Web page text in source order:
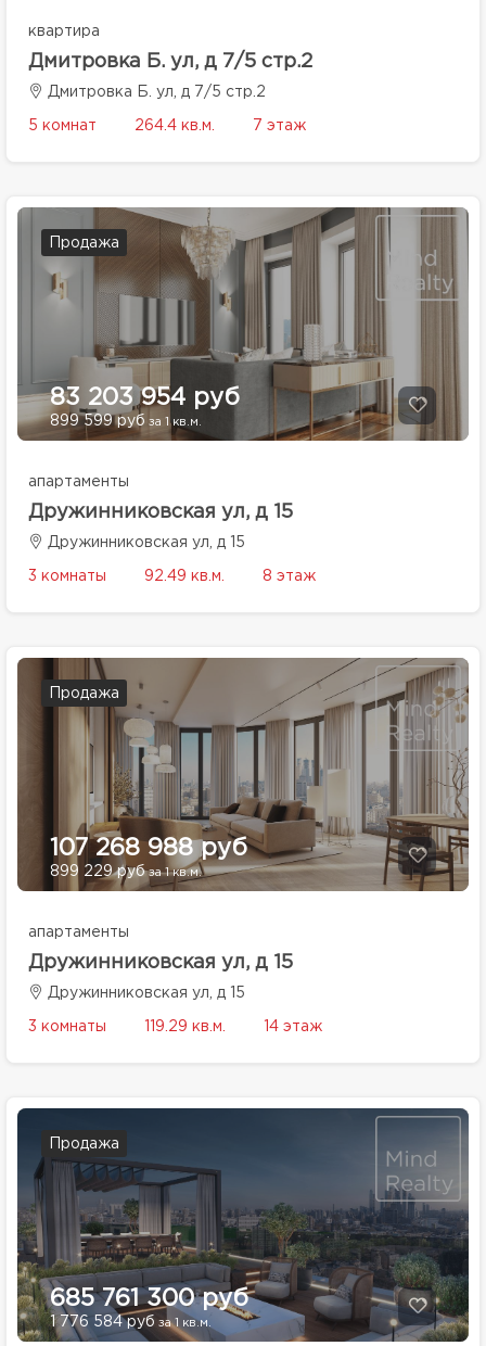
квартира
Дмитровка Б. ул, д 7/5 стр.2
Дмитровка Б. ул, д 7/5 стр.2
5 комнат 264.4 кв.м. 7 этаж
Продажа
83 203 954 руб
899 599 руб за 1 кв.м.
апартаменты
Дружинниковская ул, д 15
Дружинниковская ул, д 15
3 комнаты 92.49 кв.м. 8 этаж
Продажа
107 268 988 руб
899 229 рубза 1 кв.м.
апартаменты
Дружинниковская ул, д 15
Дружинниковская ул, д 15
3 комнаты 119.29 кв.м. 14 этаж
Продажа
685 761 300 руб
1 776 584 руб за 1 кв.м.